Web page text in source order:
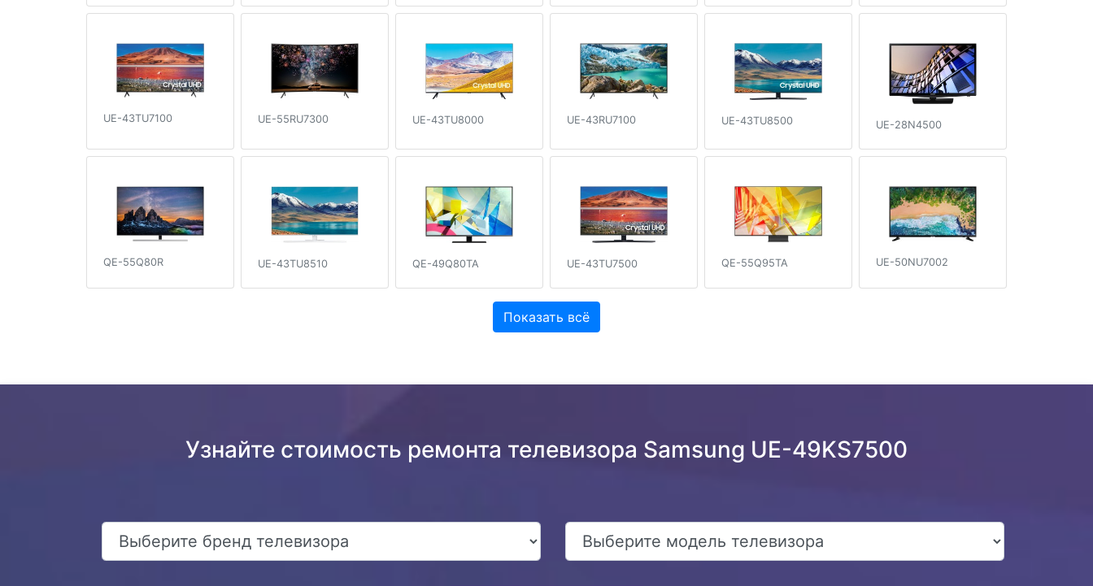
UE-43TU7100 UE-55RU7300 UE-43TU8000 UE-43RU7100 UE-43TU8500 UE-28N4500
QE-55Q80R UE-43TU8510 QE-49Q80TA UE-43TU7500 QE-55Q95TA UE-50NU7002
Показать всё
Узнайте стоимость ремонта телевизора Samsung UE-49KS7500